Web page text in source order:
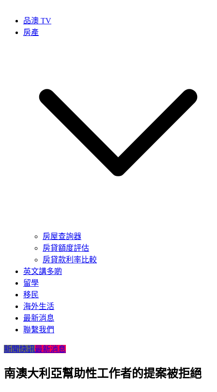
品澳 TV
房產
房屋查詢器
房貸額度評估
房貸款利率比較
英文講多啲
留學
移民
海外生活
最新消息
聯繫我們
新聞快訊最新消息
南澳大利亞幫助性工作者的提案被拒絕